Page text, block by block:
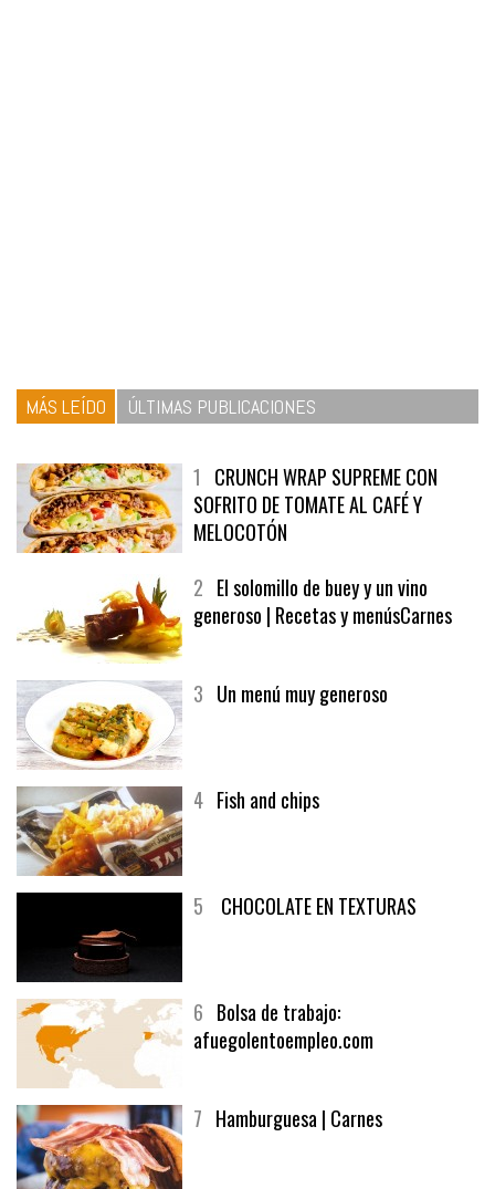
MÁS LEÍDO ÚLTIMAS PUBLICACIONES
1 CRUNCH WRAP SUPREME CON
SOFRITO DE TOMATE AL CAFÉ Y
MELOCOTÓN
2 El solomillo de buey y un vino
generoso | Recetas y menúsCarnes
3 Un menú muy generoso
4 Fish and chips
5 CHOCOLATE EN TEXTURAS
6 Bolsa de trabajo:
afuegolentoempleo.com
7 Hamburguesa | Carnes